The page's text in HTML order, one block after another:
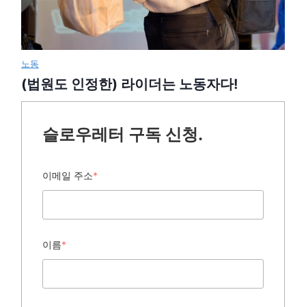
노동
(법원도 인정한) 라이더는 노동자다!
슬로우레터 구독 신청.
이메일 주소*
이름*